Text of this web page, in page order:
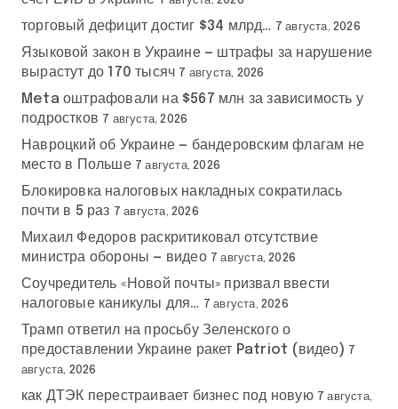
торговый дефицит достиг $34 млрд… 7 августа, 2026
Языковой закон в Украине — штрафы за нарушение
вырастут до 170 тысяч 7 августа, 2026
Meta оштрафовали на $567 млн за зависимость у
подростков 7 августа, 2026
Навроцкий об Украине — бандеровским флагам не
место в Польше 7 августа, 2026
Блокировка налоговых накладных сократилась
почти в 5 раз 7 августа, 2026
Михаил Федоров раскритиковал отсутствие
министра обороны — видео 7 августа, 2026
Соучредитель «Новой почты» призвал ввести
налоговые каникулы для… 7 августа, 2026
Трамп ответил на просьбу Зеленского о
предоставлении Украине ракет Patriot (видео) 7
августа, 2026
как ДТЭК перестраивает бизнес под новую 7 августа,